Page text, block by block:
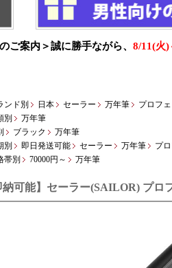
ご案内＞誠に勝手ながら、 8/11(火)
ンド別
日本 セーラー 万年筆
プロフ
別
万年筆
ブラック
万年筆
別
即日発送可能 セーラー 万年筆
プ
帯別
70000円～ 万年筆
納可能】セーラー(SAILOR) プ